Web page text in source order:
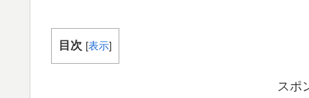
目次 [表示]
スポ